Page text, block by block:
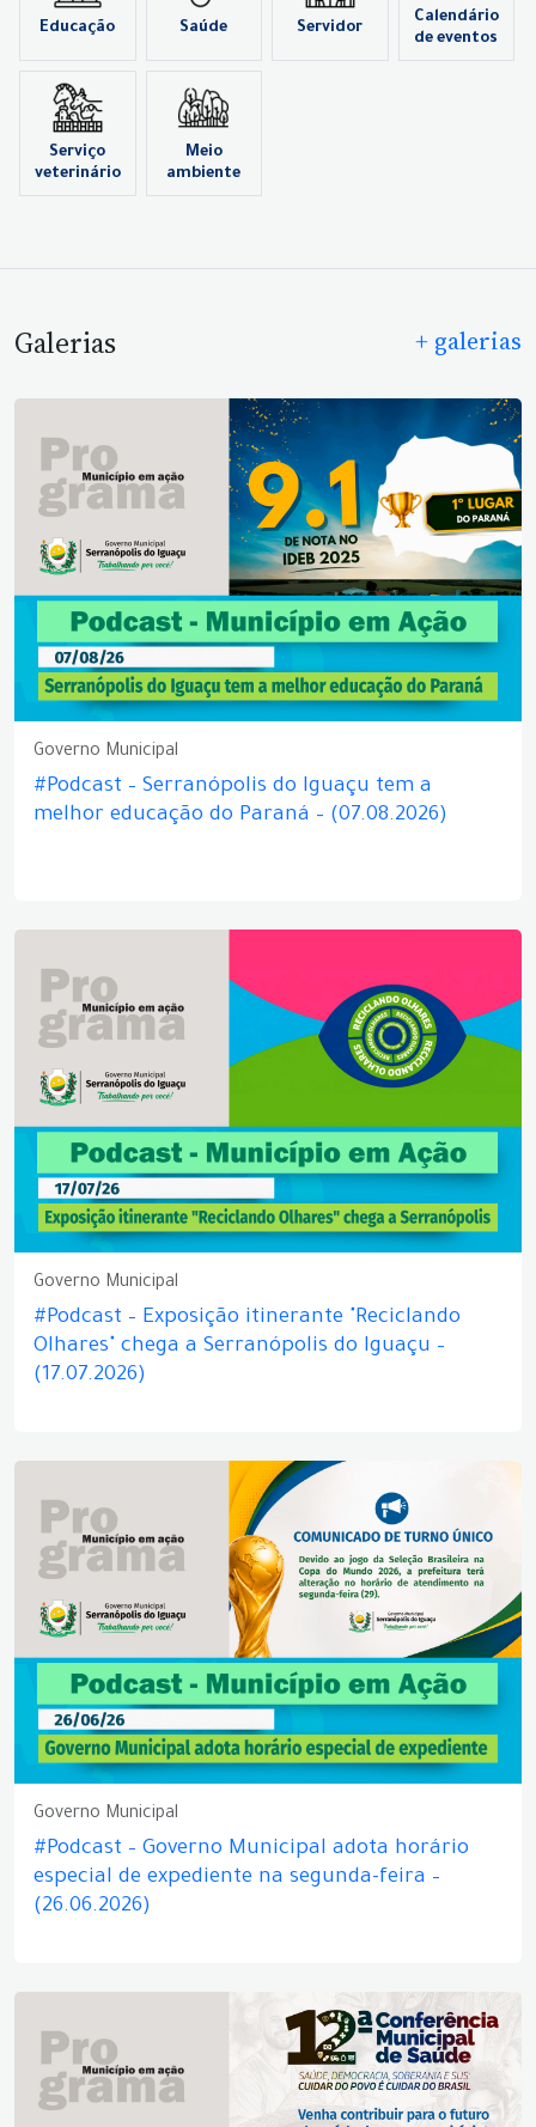
Educação Saúde Servidor
Calendário
de eventos
Serviço
veterinário
Meio
ambiente
Galerias + galerias
Governo Municipal
#Podcast – Serranópolis do Iguaçu tem a
melhor educação do Paraná – (07.08.2026)
Governo Municipal
#Podcast – Exposição itinerante "Reciclando
Olhares" chega a Serranópolis do Iguaçu –
(17.07.2026)
Governo Municipal
#Podcast – Governo Municipal adota horário
especial de expediente na segunda-feira –
(26.06.2026)